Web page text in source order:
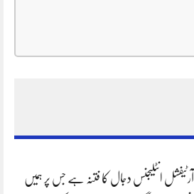
آرٹیفشل انٹلیجنس دجال کا فتنہ ہے جس پر ہمیں